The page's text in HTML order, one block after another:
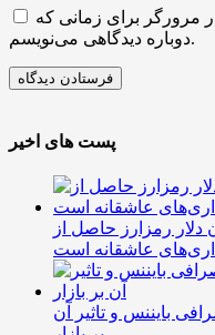
مرورگر برای زمانی که
دوباره دیدگاهی می‌نویسم.
پست های اخیر
توقیف ۲۵ میلیون دلار رمزارز حاصل از
عاشقانه است
صرافی بایننس و تاثیر آن